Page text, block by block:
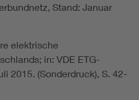
Stand: Januar
elektrische
in: VDE ETG-
2015. (Sonderdruck), S. 42-